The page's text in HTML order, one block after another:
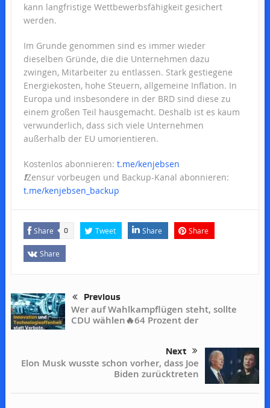
kann langfristige Wettbewerbsfähigkeit gesichert
werden.
Im Grunde genommen sind es immer wieder
dieselben Gründe, die die Unternehmen dazu
zwingen, Mitarbeiter zu entlassen. Stark gestiegene
Energiekosten, hohe Steuern, allgemeine Inflation. In
Europa und insbesondere in der BRD sind diese zu
einem großen Teil hausgemacht. Deshalb ist es kaum
verwunderlich, dass sich viele Unternehmen
außerhalb der EU umorientieren.
Kostenlos abonnieren: t.me/kenjebsen
❗️Zensur vorbeugen und Backup-Kanal abonnieren:
t.me/kenjebsen_backup
Share 0 Tweet Share Share
Share
Previous
Wer auf Wahlkampflügen steht, sollte
CDU wählen🔥64 Prozent der
Next
Elon Musk wusste schon vorher, dass Joe
Biden zurücktreten